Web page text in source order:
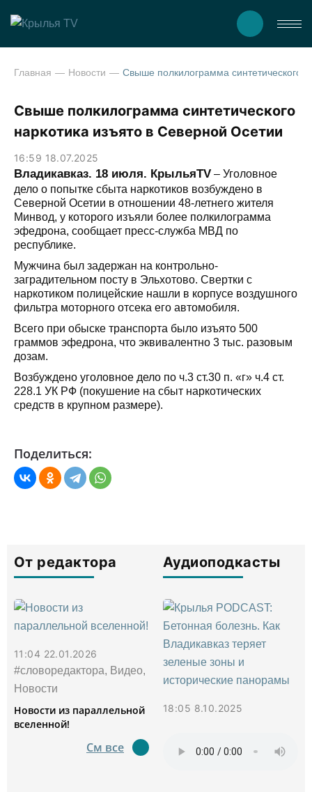
Главная Новости
Свыше полкилограмма синтетического
наркотика изъято в Северной Осетии
16:59 18.07.2025
Владикавказ. 18 июля. КрыльяTV – Уголовное
дело о попытке сбыта наркотиков возбуждено в
Северной Осетии в отношении 48-летнего жителя
Минвод, у которого изъяли более полкилограмма
эфедрона, сообщает пресс-служба МВД по
республике.
Мужчина был задержан на контрольно-
заградительном посту в Эльхотово. Свертки с
наркотиком полицейские нашли в корпусе воздушного
фильтра моторного отсека его автомобиля.
Всего при обыске транспорта было изъято 500
граммов эфедрона, что эквивалентно 3 тыс. разовым
дозам.
Возбуждено уголовное дело по ч.3 ст.30 п. «г» ч.4 ст.
228.1 УК РФ (покушение на сбыт наркотических
средств в крупном размере).
Поделиться:
От редактора
11:04 22.01.2026
#словоредактора, Видео,
Новости
Новости из параллельной
вселенной!
См все
Аудиоподкасты
18:05 8.10.2025